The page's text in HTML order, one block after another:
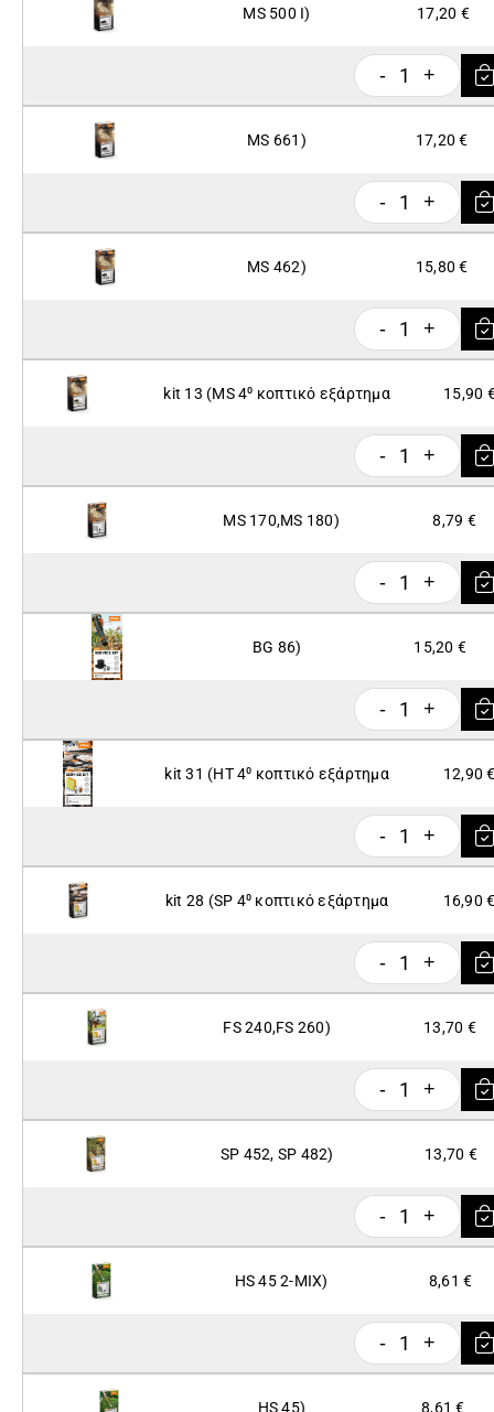
MS 500 I) 17,20 €
- 1 +
MS 661) 17,20 €
- 1 +
MS 462) 15,80 €
- 1 +
kit 13 (ΜS 4⁰ κοπτικό εξάρτημα 15,90
- 1 +
MS 170,MS 180) 8,79 €
- 1 +
BG 86) 15,20 €
- 1 +
kit 31 (HT 4⁰ κοπτικό εξάρτημα 12,90
- 1 +
kit 28 (SP 4⁰ κοπτικό εξάρτημα 16,90
- 1 +
FS 240,FS 260) 13,70 €
- 1 +
SP 452, SP 482) 13,70 €
- 1 +
HS 45 2-MIX) 8,61 €
- 1 +
HS 45) 8,61 €